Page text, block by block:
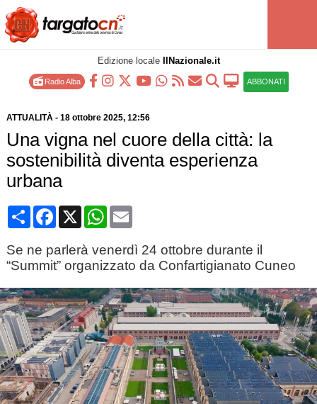
Edizione locale IlNazionale.it
Radio Alba ABBONATI
ATTUALITÀ- 18 ottobre 2025, 12:56
Una vigna nel cuore della città: la
sostenibilità diventa esperienza
urbana
CondividiFacebook
X WhatsApp
Email
Se ne parlerà venerdì 24 ottobre durante il
“Summit” organizzato da Confartigianato Cuneo